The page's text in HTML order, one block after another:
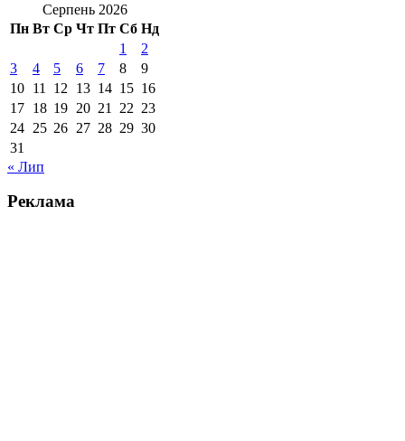
Серпень 2026
Пн Вт Ср Чт Пт Сб Нд
1
2
3
4 5 6 7 8
9
10 11 12 13 14 15 16
17 18 19 20 21 22 23
24 25 26 27 28 29 30
31
« Лип
Реклама